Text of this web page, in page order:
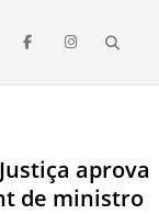
sobre política,
com
aprova
de ministro